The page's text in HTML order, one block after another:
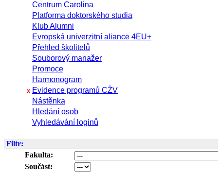
Centrum Carolina
Platforma doktorského studia
Klub Alumni
Evropská univerzitní aliance 4EU+
Přehled školitelů
Souborový manažer
Promoce
Harmonogram
x Evidence programů CŽV
Nástěnka
Hledání osob
Vyhledávání loginů
Filtr:
Fakulta:
Součást: